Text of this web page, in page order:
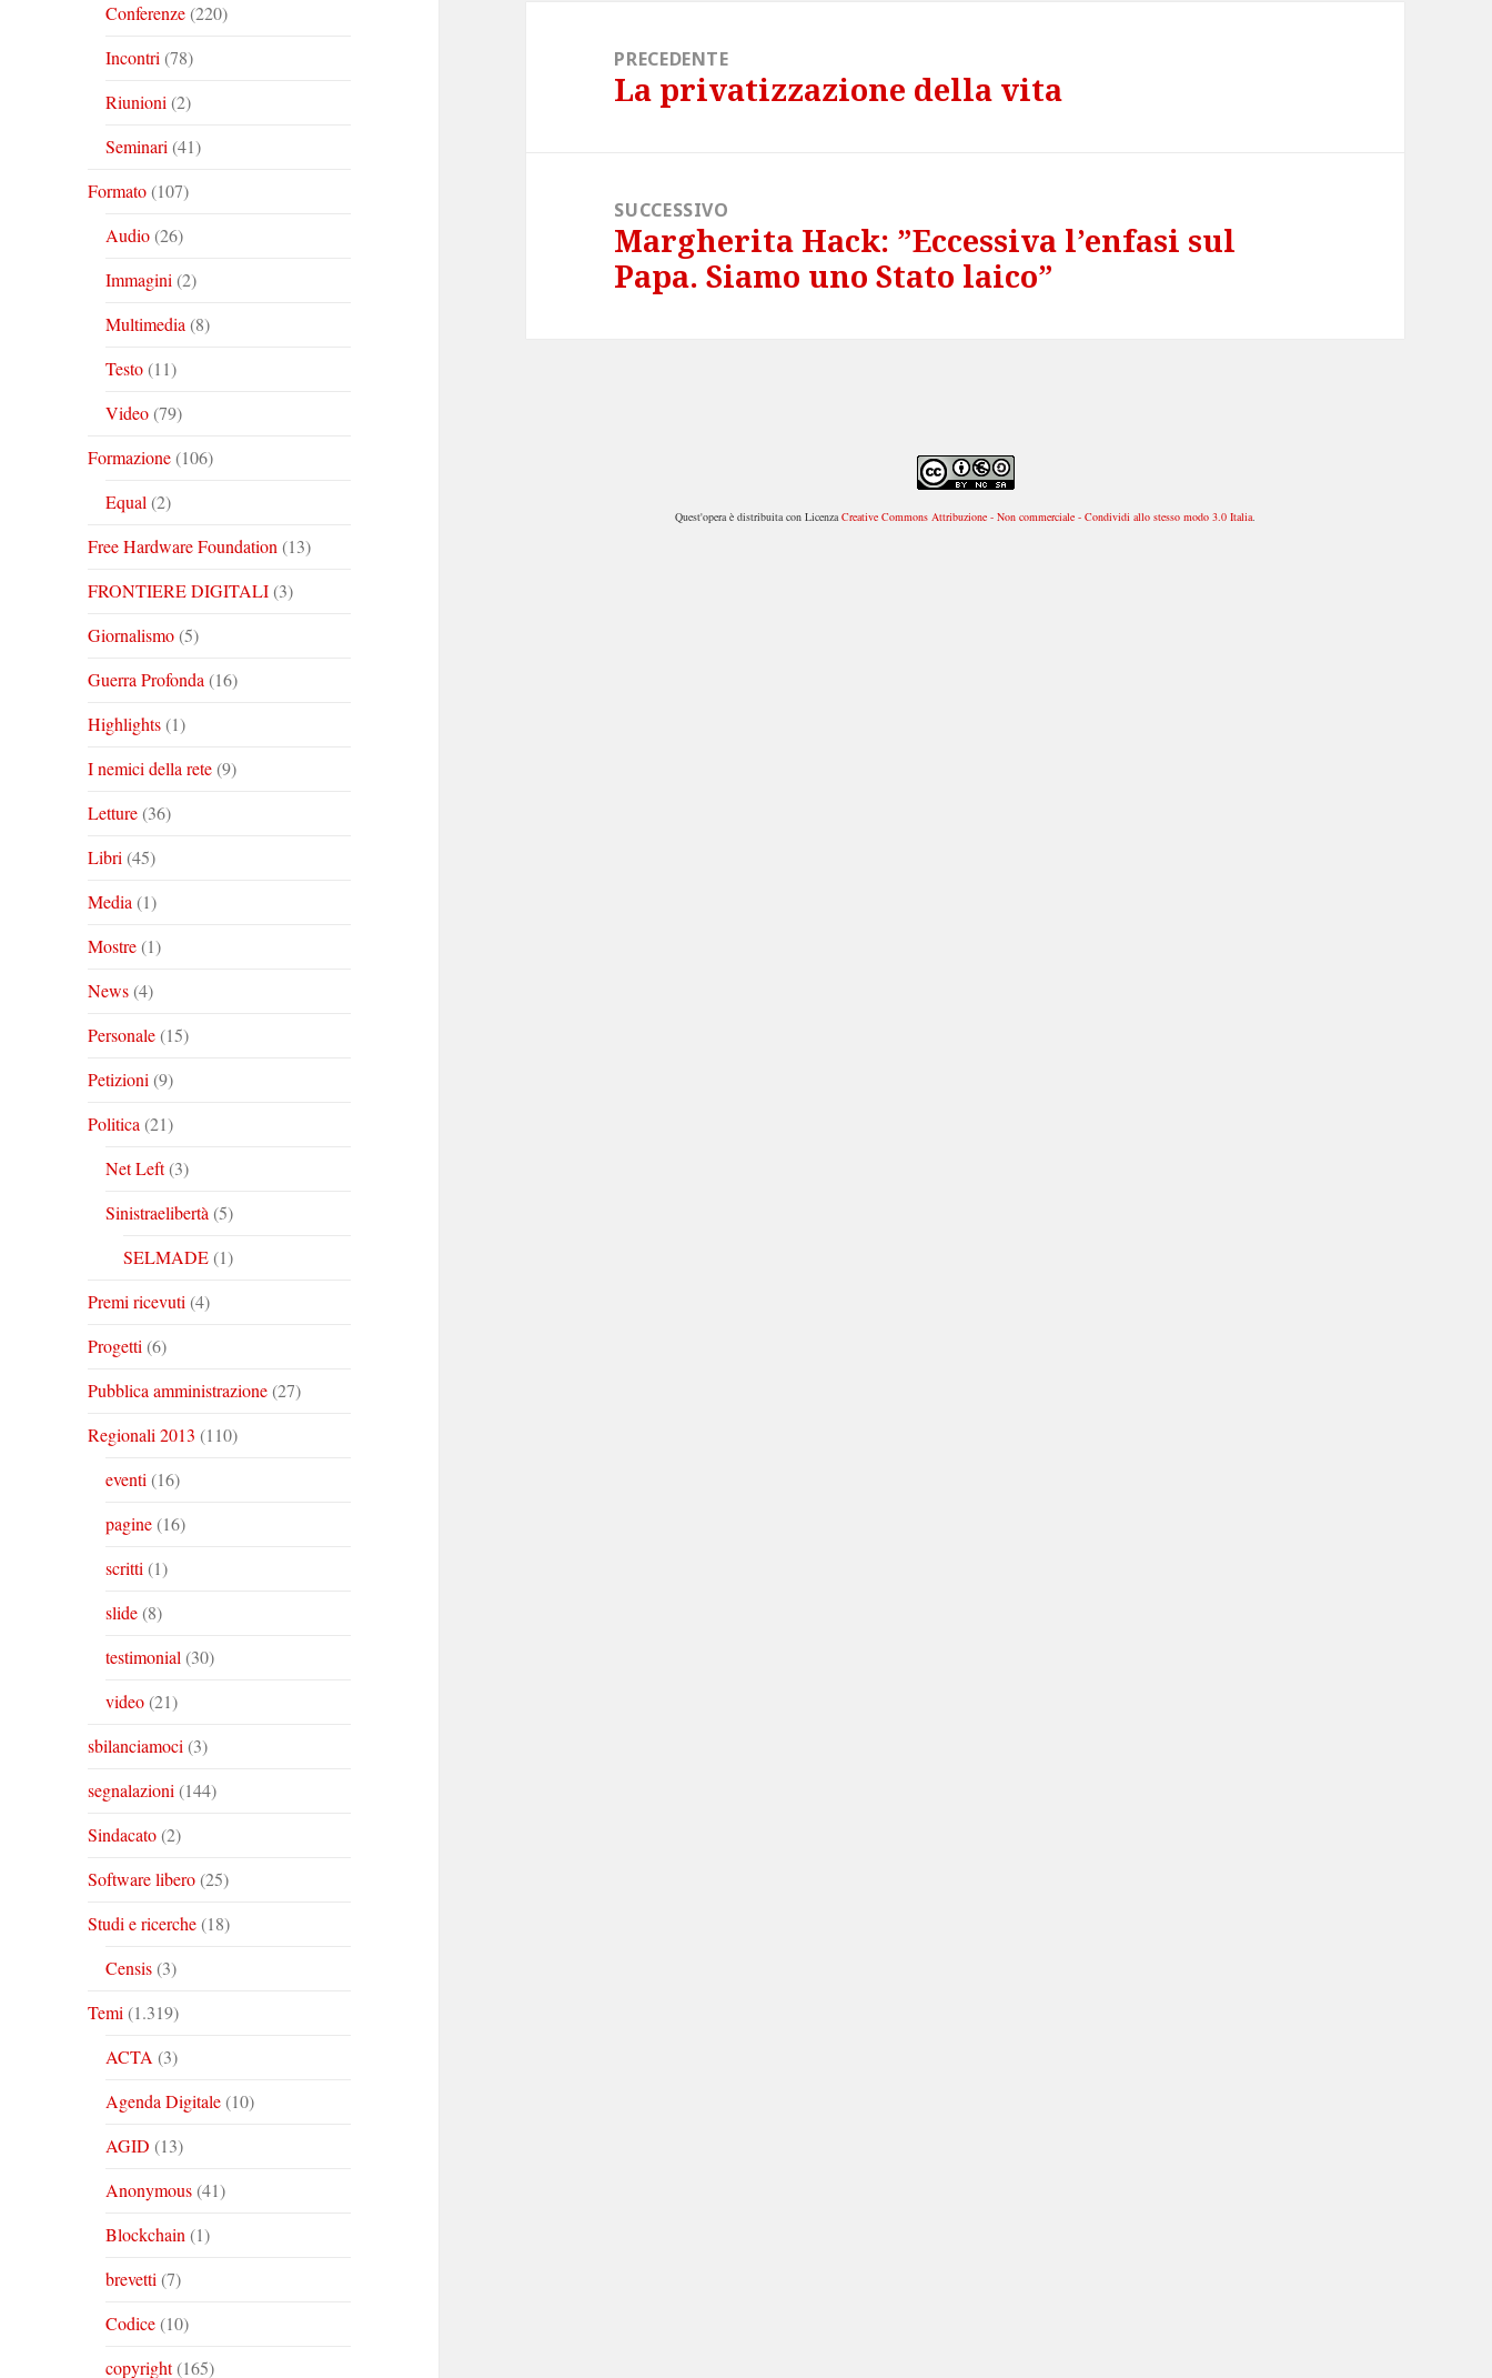
Conferenze(220)
Incontri (78)
Riunioni (2)
Seminari (41)
Formato(107)
Audio(26)
Immagini (2)
Multimedia (8)
Testo(11)
Video(79)
Formazione(106)
Equal (2)
Free Hardware Foundation (13)
FRONTIERE DIGITALI(3)
Giornalismo(5)
Guerra Profonda (16)
Highlights(1)
I nemici della rete(9)
Letture(36)
Libri (45)
Media (1)
Mostre(1)
News(4)
Personale(15)
Petizioni (9)
Politica (21)
Net Left(3)
Sinistraelibertà (5)
SELMADE(1)
Premi ricevuti (4)
Progetti (6)
Pubblica amministrazione(27)
Regionali 2013 (110)
eventi (16)
pagine(16)
scritti (1)
slide(8)
testimonial (30)
video(21)
sbilanciamoci (3)
segnalazioni (144)
Sindacato(2)
Software libero(25)
Studi e ricerche(18)
Censis(3)
Temi (1.319)
ACTA (3)
Agenda Digitale(10)
AGID (13)
Anonymous(41)
Blockchain (1)
brevetti (7)
Codice(10)
copyright(165)
PRECEDENTE
Articolo
La privatizzazione della vita
SUCCESSIVO
Articolo
successivo:
Margherita Hack: ”Eccessiva l’enfasi sul
Papa. Siamo uno Stato laico”
Quest'opera è distribuita con LicenzaCreative Commons Attribuzione - Non commerciale - Condividi allo stesso modo 3.0 Italia.